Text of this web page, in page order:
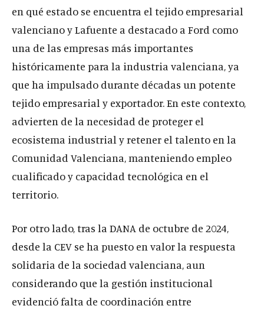
en qué estado se encuentra el tejido empresarial
valenciano y Lafuente a destacado a Ford como
una de las empresas más importantes
históricamente para la industria valenciana, ya
que ha impulsado durante décadas un potente
tejido empresarial y exportador. En este contexto,
advierten de la necesidad de proteger el
ecosistema industrial y retener el talento en la
Comunidad Valenciana, manteniendo empleo
cualificado y capacidad tecnológica en el
territorio.
Por otro lado, tras la DANA de octubre de 2024,
desde la CEV se ha puesto en valor la respuesta
solidaria de la sociedad valenciana, aun
considerando que la gestión institucional
evidenció falta de coordinación entre